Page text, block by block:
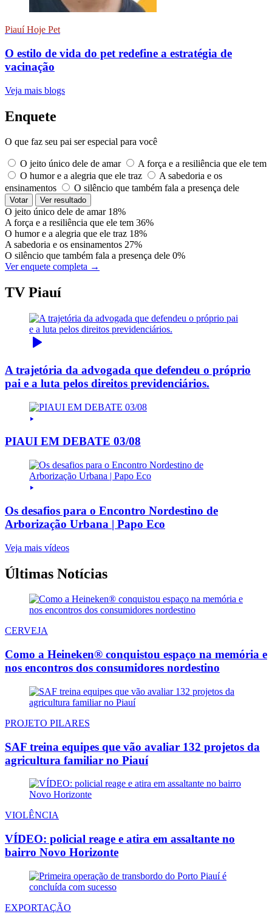
Piauí Hoje Pet
O estilo de vida do pet redefine a estratégia de
vacinação
Veja mais blogs
Enquete
O que faz seu pai ser especial para você
O jeito único dele de amar
A força e a resiliência que ele tem
O humor e a alegria que ele traz
A sabedoria e os
ensinamentos
O silêncio que também fala a presença dele
Votar Ver resultado
O jeito único dele de amar 18%
A força e a resiliência que ele tem 36%
O humor e a alegria que ele traz 18%
A sabedoria e os ensinamentos 27%
O silêncio que também fala a presença dele 0%
Ver enquete completa →
TV Piauí
A trajetória da advogada que defendeu o próprio
pai e a luta pelos direitos previdenciários.
PIAUI EM DEBATE 03/08
Os desafios para o Encontro Nordestino de
Arborização Urbana | Papo Eco
Veja mais vídeos
Últimas Notícias
CERVEJA
Como a Heineken® conquistou espaço na memória e
nos encontros dos consumidores nordestino
PROJETO PILARES
SAF treina equipes que vão avaliar 132 projetos da
agricultura familiar no Piauí
VIOLÊNCIA
VÍDEO: policial reage e atira em assaltante no
bairro Novo Horizonte
EXPORTAÇÃO